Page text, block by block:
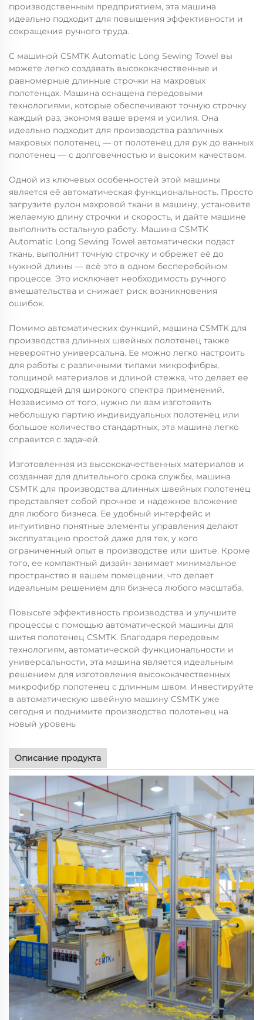
производственным предприятием, эта машина
идеально подходит для повышения эффективности и
сокращения ручного труда.
С машиной CSMTK Automatic Long Sewing Towel вы
можете легко создавать высококачественные и
равномерные длинные строчки на махровых
полотенцах. Машина оснащена передовыми
технологиями, которые обеспечивают точную строчку
каждый раз, экономя ваше время и усилия. Она
идеально подходит для производства различных
махровых полотенец — от полотенец для рук до ванных
полотенец — с долговечностью и высоким качеством.
Одной из ключевых особенностей этой машины
является её автоматическая функциональность. Просто
загрузите рулон махровой ткани в машину, установите
желаемую длину строчки и скорость, и дайте машине
выполнить остальную работу. Машина CSMTK
Automatic Long Sewing Towel автоматически подаст
ткань, выполнит точную строчку и обрежет её до
нужной длины — всё это в одном бесперебойном
процессе. Это исключает необходимость ручного
вмешательства и снижает риск возникновения
ошибок.
Помимо автоматических функций, машина CSMTK для
производства длинных швейных полотенец также
невероятно универсальна. Ее можно легко настроить
для работы с различными типами микрофибры,
толщиной материалов и длиной стежка, что делает ее
подходящей для широкого спектра применений.
Независимо от того, нужно ли вам изготовить
небольшую партию индивидуальных полотенец или
большое количество стандартных, эта машина легко
справится с задачей.
Изготовленная из высококачественных материалов и
созданная для длительного срока службы, машина
CSMTK для производства длинных швейных полотенец
представляет собой прочное и надежное вложение
для любого бизнеса. Ее удобный интерфейс и
интуитивно понятные элементы управления делают
эксплуатацию простой даже для тех, у кого
ограниченный опыт в производстве или шитье. Кроме
того, ее компактный дизайн занимает минимальное
пространство в вашем помещении, что делает
идеальным решением для бизнеса любого масштаба.
Повысьте эффективность производства и улучшите
процессы с помощью автоматической машины для
шитья полотенец CSMTK. Благодаря передовым
технологиям, автоматической функциональности и
универсальности, эта машина является идеальным
решением для изготовления высококачественных
микрофибр полотенец с длинным швом. Инвестируйте
в автоматическую швейную машину CSMTK уже
сегодня и поднимите производство полотенец на
новый уровень
Описание продукта